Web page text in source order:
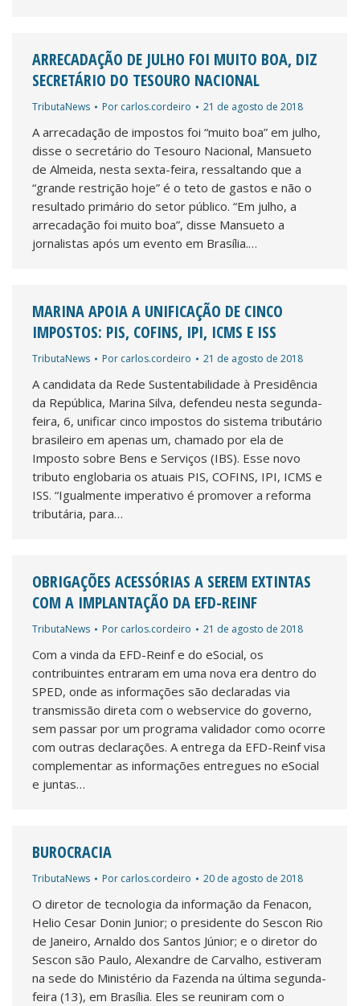
ARRECADAÇÃO DE JULHO FOI MUITO BOA, DIZ
SECRETÁRIO DO TESOURO NACIONAL
TributaNews Por carlos.cordeiro 21 de agosto de 2018
A arrecadação de impostos foi “muito boa” em julho,
disse o secretário do Tesouro Nacional, Mansueto
de Almeida, nesta sexta-feira, ressaltando que a
“grande restrição hoje” é o teto de gastos e não o
resultado primário do setor público. “Em julho, a
arrecadação foi muito boa”, disse Mansueto a
jornalistas após um evento em Brasília.…
MARINA APOIA A UNIFICAÇÃO DE CINCO
IMPOSTOS: PIS, COFINS, IPI, ICMS E ISS
TributaNews Por carlos.cordeiro 21 de agosto de 2018
A candidata da Rede Sustentabilidade à Presidência
da República, Marina Silva, defendeu nesta segunda-
feira, 6, unificar cinco impostos do sistema tributário
brasileiro em apenas um, chamado por ela de
Imposto sobre Bens e Serviços (IBS). Esse novo
tributo englobaria os atuais PIS, COFINS, IPI, ICMS e
ISS. “Igualmente imperativo é promover a reforma
tributária, para…
OBRIGAÇÕES ACESSÓRIAS A SEREM EXTINTAS
COM A IMPLANTAÇÃO DA EFD-REINF
TributaNews Por carlos.cordeiro 21 de agosto de 2018
Com a vinda da EFD-Reinf e do eSocial, os
contribuintes entraram em uma nova era dentro do
SPED, onde as informações são declaradas via
transmissão direta com o webservice do governo,
sem passar por um programa validador como ocorre
com outras declarações. A entrega da EFD-Reinf visa
complementar as informações entregues no eSocial
e juntas…
BUROCRACIA
TributaNews Por carlos.cordeiro 20 de agosto de 2018
O diretor de tecnologia da informação da Fenacon,
Helio Cesar Donin Junior; o presidente do Sescon Rio
de Janeiro, Arnaldo dos Santos Júnior; e o diretor do
Sescon são Paulo, Alexandre de Carvalho, estiveram
na sede do Ministério da Fazenda na última segunda-
feira (13), em Brasília. Eles se reuniram com o